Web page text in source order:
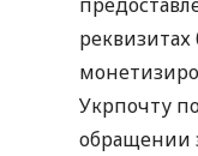
реквизитах
Укрпочту
обращении